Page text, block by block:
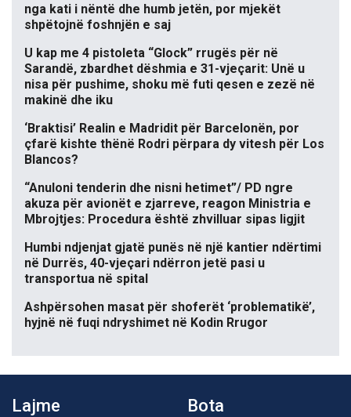
nga kati i nëntë dhe humb jetën, por mjekët
shpëtojnë foshnjën e saj
U kap me 4 pistoleta “Glock” rrugës për në
Sarandë, zbardhet dëshmia e 31-vjeçarit: Unë u
nisa për pushime, shoku më futi qesen e zezë në
makinë dhe iku
‘Braktisi’ Realin e Madridit për Barcelonën, por
çfarë kishte thënë Rodri përpara dy vitesh për Los
Blancos?
“Anuloni tenderin dhe nisni hetimet”/ PD ngre
akuza për avionët e zjarreve, reagon Ministria e
Mbrojtjes: Procedura është zhvilluar sipas ligjit
Humbi ndjenjat gjatë punës në një kantier ndërtimi
në Durrës, 40-vjeçari ndërron jetë pasi u
transportua në spital
Ashpërsohen masat për shoferët ‘problematikë’,
hyjnë në fuqi ndryshimet në Kodin Rrugor
Lajme Bota